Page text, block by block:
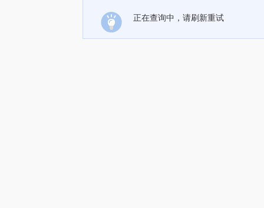
正在查询中，请刷新重试